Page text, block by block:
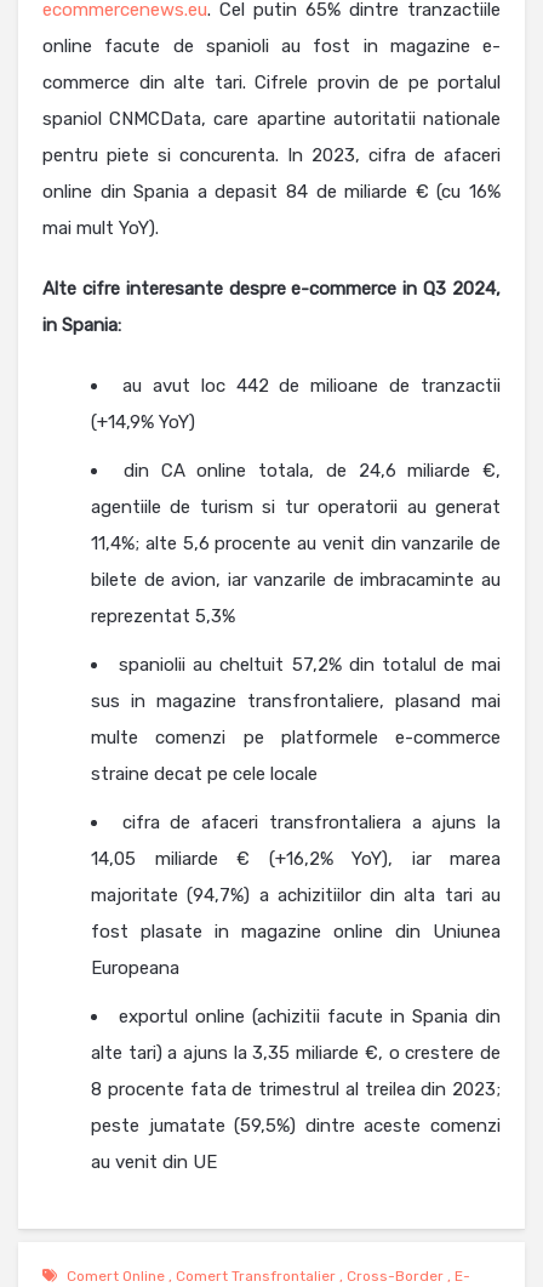
ecommercenews.eu. Cel putin 65% dintre tranzactiile
online facute de spanioli au fost in magazine e-
commerce din alte tari. Cifrele provin de pe portalul
spaniol CNMCData, care apartine autoritatii nationale
pentru piete si concurenta. In 2023, cifra de afaceri
online din Spania a depasit 84 de miliarde € (cu 16%
mai mult YoY).
Alte cifre interesante despre e-commerce in Q3 2024,
in Spania:
au avut loc 442 de milioane de tranzactii
(+14,9% YoY)
din CA online totala, de 24,6 miliarde €,
agentiile de turism si tur operatorii au generat
11,4%; alte 5,6 procente au venit din vanzarile de
bilete de avion, iar vanzarile de imbracaminte au
reprezentat 5,3%
spaniolii au cheltuit 57,2% din totalul de mai
sus in magazine transfrontaliere, plasand mai
multe comenzi pe platformele e-commerce
straine decat pe cele locale
cifra de afaceri transfrontaliera a ajuns la
14,05 miliarde € (+16,2% YoY), iar marea
majoritate (94,7%) a achizitiilor din alta tari au
fost plasate in magazine online din Uniunea
Europeana
exportul online (achizitii facute in Spania din
alte tari) a ajuns la 3,35 miliarde €, o crestere de
8 procente fata de trimestrul al treilea din 2023;
peste jumatate (59,5%) dintre aceste comenzi
au venit din UE
Comert Online , Comert Transfrontalier , Cross-Border , E-